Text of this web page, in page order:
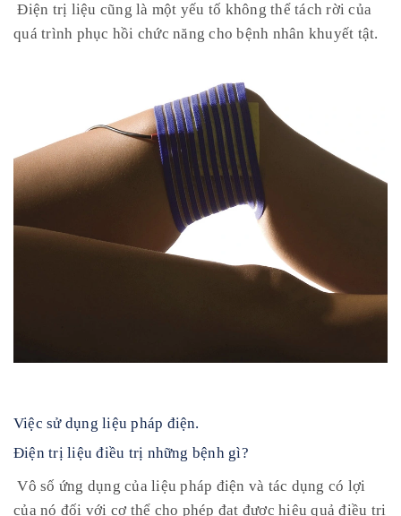
Điện trị liệu cũng là một yếu tố không thể tách rời của
quá trình phục hồi chức năng cho bệnh nhân khuyết tật.
Việc sử dụng liệu pháp điện.
Điện trị liệu điều trị những bệnh gì?
Vô số ứng dụng của liệu pháp điện và tác dụng có lợi
của nó đối với cơ thể cho phép đạt được hiệu quả điều trị